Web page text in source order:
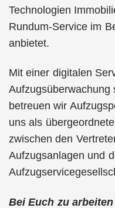
Technologien
Rundum-Service im
anbietet.
Mit einer digitalen
Aufzugsüberwachung
betreuen wir
uns als
zwischen den
Aufzugsanlagen und
Bei Euch zu